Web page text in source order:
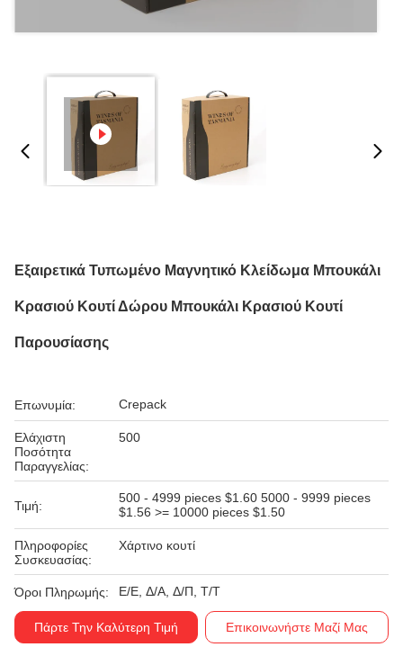
Εξαιρετικά Τυπωμένο Μαγνητικό Κλείδωμα Μπουκάλι
Κρασιού Κουτί Δώρου Μπουκάλι Κρασιού Κουτί
Παρουσίασης
Επωνυμία: Crepack
Ελάχιστη
Ποσότητα
Παραγγελίας:
500
Τιμή:
500 - 4999 pieces $1.60 5000 - 9999 pieces
$1.56 >= 10000 pieces $1.50
Πληροφορίες
Συσκευασίας:
Χάρτινο κουτί
Όροι Πληρωμής: Ε/Ε, Δ/Α, Δ/Π, Τ/Τ
Πάρτε Την Καλύτερη Τιμή Επικοινωνήστε Μαζί Μας